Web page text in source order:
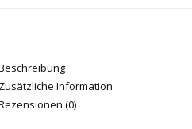
Zusätzliche Information
(0)